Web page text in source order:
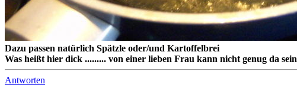
Dazu passen natürlich Spätzle oder/und Kartoffelbrei
Was heißt hier dick ......... von einer lieben Frau kann nicht genug da sein
Antworten